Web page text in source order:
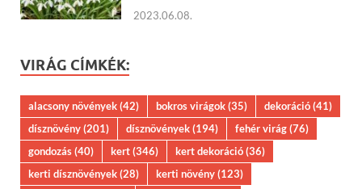
2023.06.08.
VIRÁG CÍMKÉK:
alacsony növények(42) bokros virágok(35) dekoráció(41)
dísznövény(201) dísznövények(194) fehér virág(76)
gondozás(40) kert(346) kert dekoráció(36)
kerti dísznövények(28) kerti növény(123)